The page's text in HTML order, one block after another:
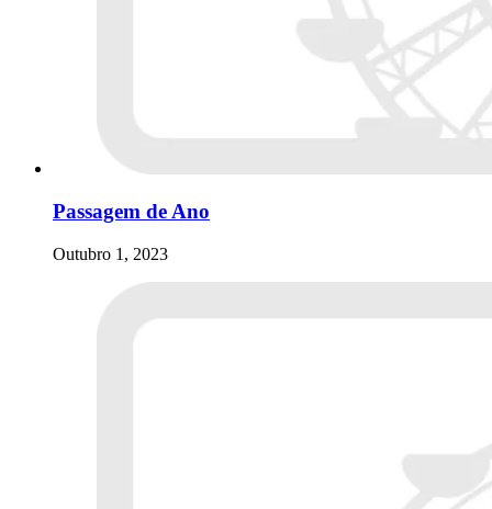
Passagem de Ano
Outubro 1, 2023